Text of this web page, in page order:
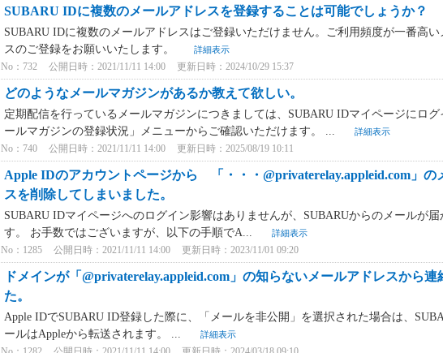
SUBARU IDに複数のメールアドレスを登録することは可能でしょうか？
SUBARU IDに複数のメールアドレスはご登録いただけません。ご利用頻度が一番高い
スのご登録をお願いいたします。
詳細表示
No：732 公開日時：2021/11/11 14:00 更新日時：2024/10/29 15:37
どのようなメールマガジンがあるか教えて欲しい。
定期配信を行っているメールマガジンにつきましては、SUBARU IDマイページにログ
ールマガジンの登録状況」メニューからご確認いただけます。 ...
詳細表示
No：740 公開日時：2021/11/11 14:00 更新日時：2025/08/19 10:11
Apple IDのアカウントページから 「・・・@privaterelay.appleid.com」の
スを削除してしまいました。
SUBARU IDマイページへのログイン影響はありませんが、SUBARUからのメールが届
す。 お手数ではございますが、以下の手順でA...
詳細表示
No：1285 公開日時：2021/11/11 14:00 更新日時：2023/11/01 09:20
ドメインが「@privaterelay.appleid.com」の知らないメールアドレスから連
た。
Apple IDでSUBARU ID登録した際に、「メールを非公開」を選択された場合は、
ールはAppleから転送されます。 ...
詳細表示